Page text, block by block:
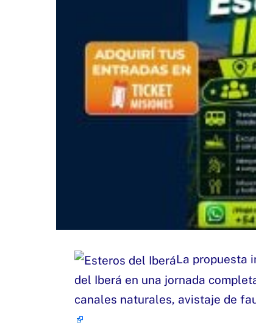
La propuesta
del Iberá en una jornada
canales naturales, avistaje de